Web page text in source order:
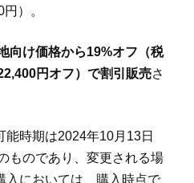
）。
向け価格から19%オフ（税
円オフ）で割引販売さ
時期は2024年10月13日
ものであり、変更される場
入においては、購入時点で